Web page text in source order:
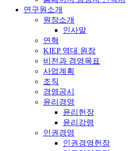
연구원소개
원장소개
인사말
연혁
KIEP 역대 원장
비전과 경영목표
사업계획
조직
경영공시
윤리경영
윤리헌장
윤리강령
인권경영
인권경영헌장